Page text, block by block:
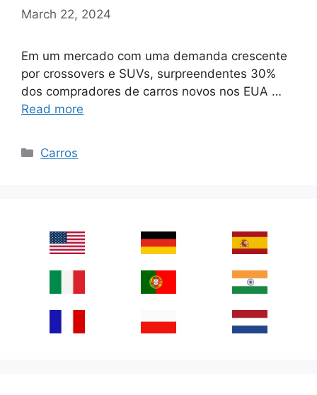
March 22, 2024
Em um mercado com uma demanda crescente
por crossovers e SUVs, surpreendentes 30%
dos compradores de carros novos nos EUA …
Read more
Categories
Carros